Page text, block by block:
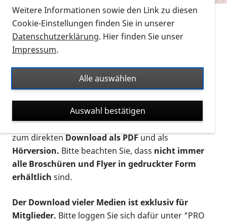
Thema Infomaterial auf der PRO RETINA-Website
für blinde und sehbehinderte Menschen an.
Auf dieser Seite finden Sie sämtliches Infomaterial
Ort. Nutzen Sie den Formatfilter, um ausschließlich
nach Flyern und Broschüren, Audios oder Videos zu
suchen. Die meisten Flyer und Broschüren werden in
verschiedenen Formaten angeboten: zur
postalischen Bestellung als gedruckte Variante
zum direktenDownload als PDFund als
Hörversion. Bitte beachten Sie, dass nicht immer
alle Broschüren und Flyer in gedruckter Form
erhältlich sind.
Der Download vieler Medien ist exklusiv für
Mitglieder. Bitte loggen Sie sich dafür unter "PRO
Weitere Informationen sowie den Link zu diesen
Cookie-Einstellungen finden Sie in unserer
Datenschutzerklärung. Hier finden Sie unser
Impressum.
Alle auswählen
Auswahl bestätigen